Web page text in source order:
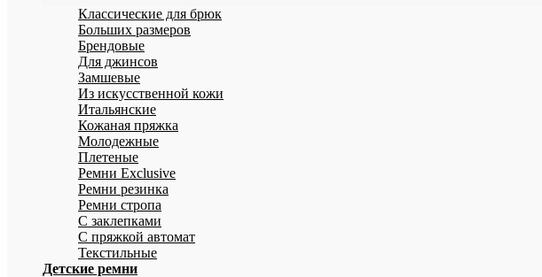
Классические для брюк
Больших размеров
Брендовые
Для джинсов
Замшевые
Из искусственной кожи
Итальянские
Кожаная пряжка
Молодежные
Плетеные
Ремни Exclusive
Ремни резинка
Ремни стропа
С заклепками
С пряжкой автомат
Текстильные
Детские ремни